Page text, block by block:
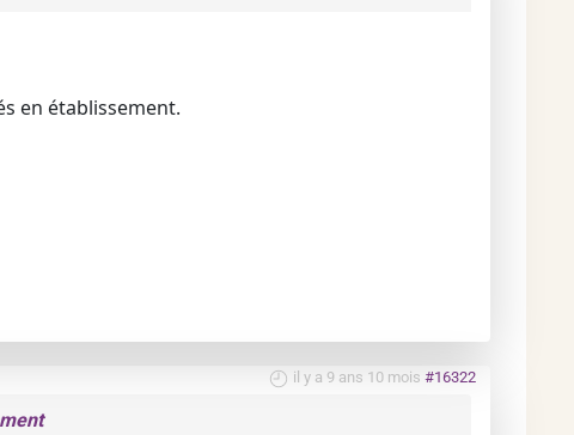
en établissement.
il y a 9 ans 10 mois #16322